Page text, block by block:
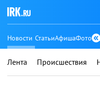
Новости СтатьиАфишаФото
Лента Происшествия